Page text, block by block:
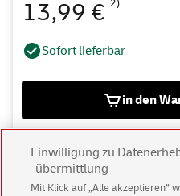
13,99 € 2)
Sofort lieferbar
in den
Einwilligung zu
-übermittlung
Mit Klick auf „Alle akzeptieren”